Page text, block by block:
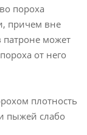
пороха
причем вне
патроне может
от него
плотность
пыжей слабо